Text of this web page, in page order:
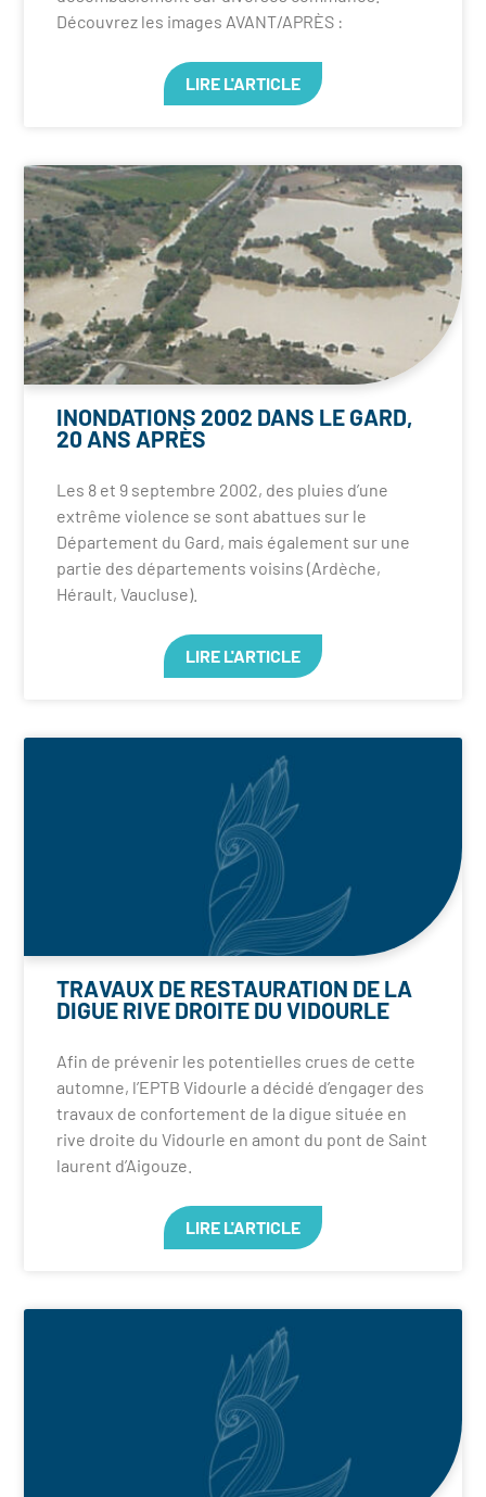
Découvrez les images AVANT/APRÈS :
LIRE L'ARTICLE
INONDATIONS 2002 DANS LE GARD,
20 ANS APRÈS
Les 8 et 9 septembre 2002, des pluies d’une
extrême violence se sont abattues sur le
Département du Gard, mais également sur une
partie des départements voisins (Ardèche,
Hérault, Vaucluse).
LIRE L'ARTICLE
TRAVAUX DE RESTAURATION DE LA
DIGUE RIVE DROITE DU VIDOURLE
Afin de prévenir les potentielles crues de cette
automne, l’EPTB Vidourle a décidé d’engager des
travaux de confortement de la digue située en
rive droite du Vidourle en amont du pont de Saint
laurent d’Aigouze.
LIRE L'ARTICLE